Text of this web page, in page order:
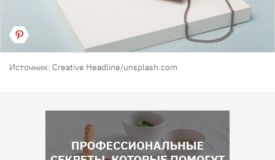
Источник: Creative Headline/unsplash.com